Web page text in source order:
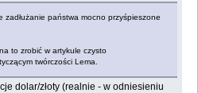
zadłużanie państwa mocno przyśpieszone
to zrobić w artykule czysto
twórczości Lema.
dolar/złoty (realnie - w odniesieniu